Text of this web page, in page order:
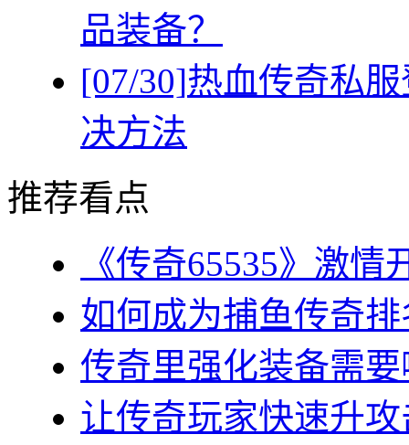
品装备？
[07/30]热血传奇私
决方法
推荐看点
《传奇65535》激
如何成为捕鱼传奇
传奇里强化装备需
让传奇玩家快速升